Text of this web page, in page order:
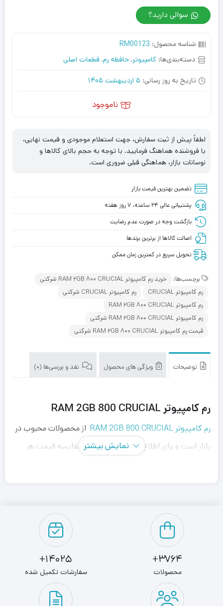
سوالی دارید؟
شناسه محصول: RM00123
دسته‌بندی‌ها: کامپیوتر, حافظه رم, قطعات اصلی
تاریخ به روز رسانی: 5 اردیبهشت 1405
ناموجود
لطفاً پیش از ثبت سفارش، جهت استعلام موجودی و قیمت نهایی،
با فروشنده هماهنگ فرمایید. با توجه به حجم بالای کالاها و
نوسانات بازار، هماهنگی قبلی ضروری است.
تضمین بهترین قیمت بازار
پشتیبانی عالی ۲۴ ساعته، ۷ روز هفته
بازگشت وجه در صورت عدم رضایت
اصالت کالاها از برترین برندها
تحویل سریع در کمترین زمان ممکن
برچسب‌ها:
خرید رم کامپیوتر RAM 2GB 800 CRUCIAL شرکتی
رم کامپیوتر CRUCIAL
رم کامپیوتر CRUCIAL شرکتی
رم کامپیوتر RAM 2GB 800 CRUCIAL
رم کامپیوتر RAM 2GB 800 CRUCIAL شرکتی
قیمت رم کامپیوتر RAM 2GB 800 CRUCIAL شرکتی
توضیحات ویژگی های محصول نقد و بررسی‌ها (0)
رم کامپیوتر RAM 2GB 800 CRUCIAL
رم کامپیوتر RAM 2GB 800 CRUCIAL
از محصولات محبوب در
بازار است و برای اطلاع از مشخصات فنی و مقایسه قیمت هر
جهان محسوب می‌شود.
قیمت رم کامپیوتر RAM 2GB 800 CRUCIALبا توجه به نوع
حافظه و سرعت تعیین می‌شود و لازم است تا پیش از خرید از
مشخصات سیستم خود و رم‌های سازگار با آن اطلاع داشته
نمایش بیشتر
3764+
محصولات
14025+
سفارشات تکمیل شده